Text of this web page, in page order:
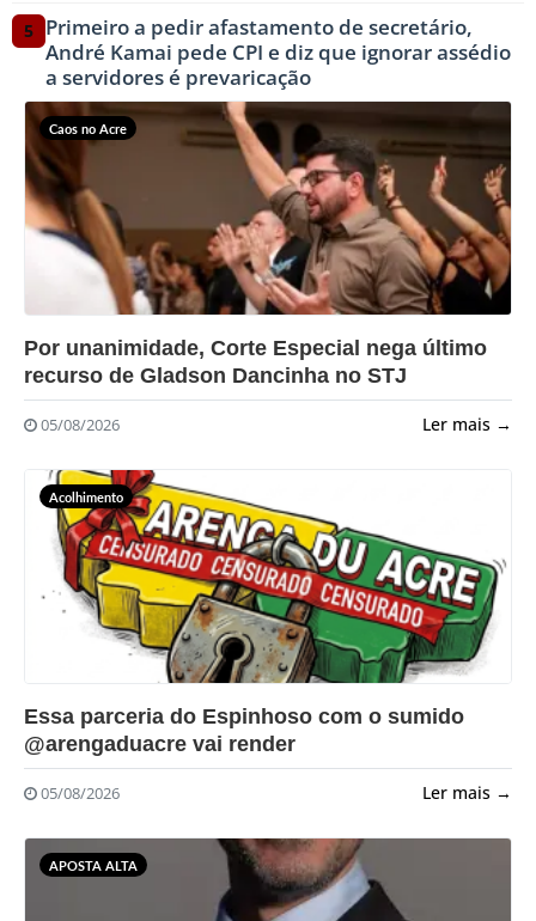
5 Primeiro a pedir afastamento de secretário,
André Kamai pede CPI e diz que ignorar assédio
a servidores é prevaricação
Caos no Acre
?>
Por unanimidade, Corte Especial nega último
recurso de Gladson Dancinha no STJ
05/08/2026 Ler mais →
Acolhimento
?>
Essa parceria do Espinhoso com o sumido
@arengaduacre vai render
05/08/2026 Ler mais →
APOSTA ALTA